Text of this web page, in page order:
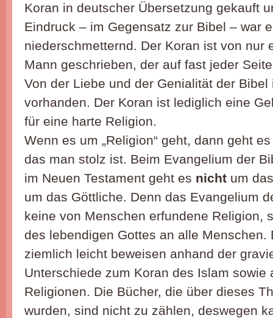
Koran in deutscher Übersetzung gekauft
Eindruck – im Gegensatz zur Bibel – war
niederschmetternd. Der Koran ist von nur
Mann geschrieben, der auf fast jeder
Von der Liebe und der Genialität der Bibel
vorhanden. Der Koran ist lediglich eine
für eine harte Religion.
Wenn es um „Religion“ geht, dann geht
das man stolz ist. Beim Evangelium der
im Neuen Testament geht es nicht um
um das Göttliche. Denn das Evangelium
keine von Menschen erfundene Religion,
des lebendigen Gottes an alle Menschen.
ziemlich leicht beweisen anhand der
Unterschiede zum Koran des Islam sowie
Religionen. Die Bücher, die über dieses
wurden, sind nicht zu zählen, deswegen